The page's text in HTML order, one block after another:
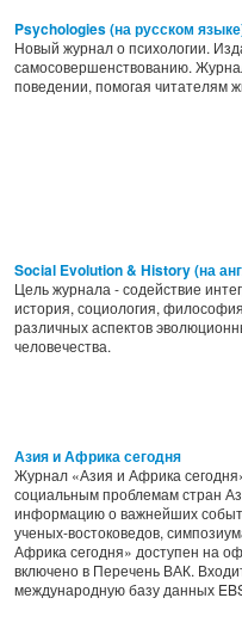
Psychologies (на русском
Новый журнал о психологии.
самосовершенствованию.
поведении, помогая читателям
Social Evolution & History (на
Цель журнала - содействие
история, социология,
различных аспектов
человечества.
Азия и Африка сегодня
Журнал «Азия и Африка
социальным проблемам стран
информацию о важнейших
ученых-востоковедов,
Африка сегодня» доступен на
включено в Перечень ВАК.
международную базу данных